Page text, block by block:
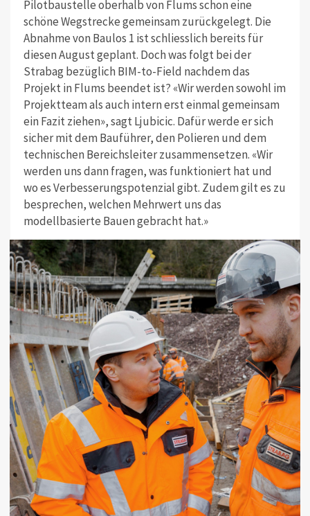
Pilotbaustelle oberhalb von Flums schon eine
schöne Wegstrecke gemeinsam zurückgelegt. Die
Abnahme von Baulos 1 ist schliesslich bereits für
diesen August geplant. Doch was folgt bei der
Strabag bezüglich BIM-to-Field nachdem das
Projekt in Flums beendet ist? «Wir werden sowohl im
Projektteam als auch intern erst einmal gemeinsam
ein Fazit ziehen», sagt Ljubicic. Dafür werde er sich
sicher mit dem Bauführer, den Polieren und dem
technischen Bereichsleiter zusammensetzen. «Wir
werden uns dann fragen, was funktioniert hat und
wo es Verbesserungspotenzial gibt. Zudem gilt es zu
besprechen, welchen Mehrwert uns das
modellbasierte Bauen gebracht hat.»